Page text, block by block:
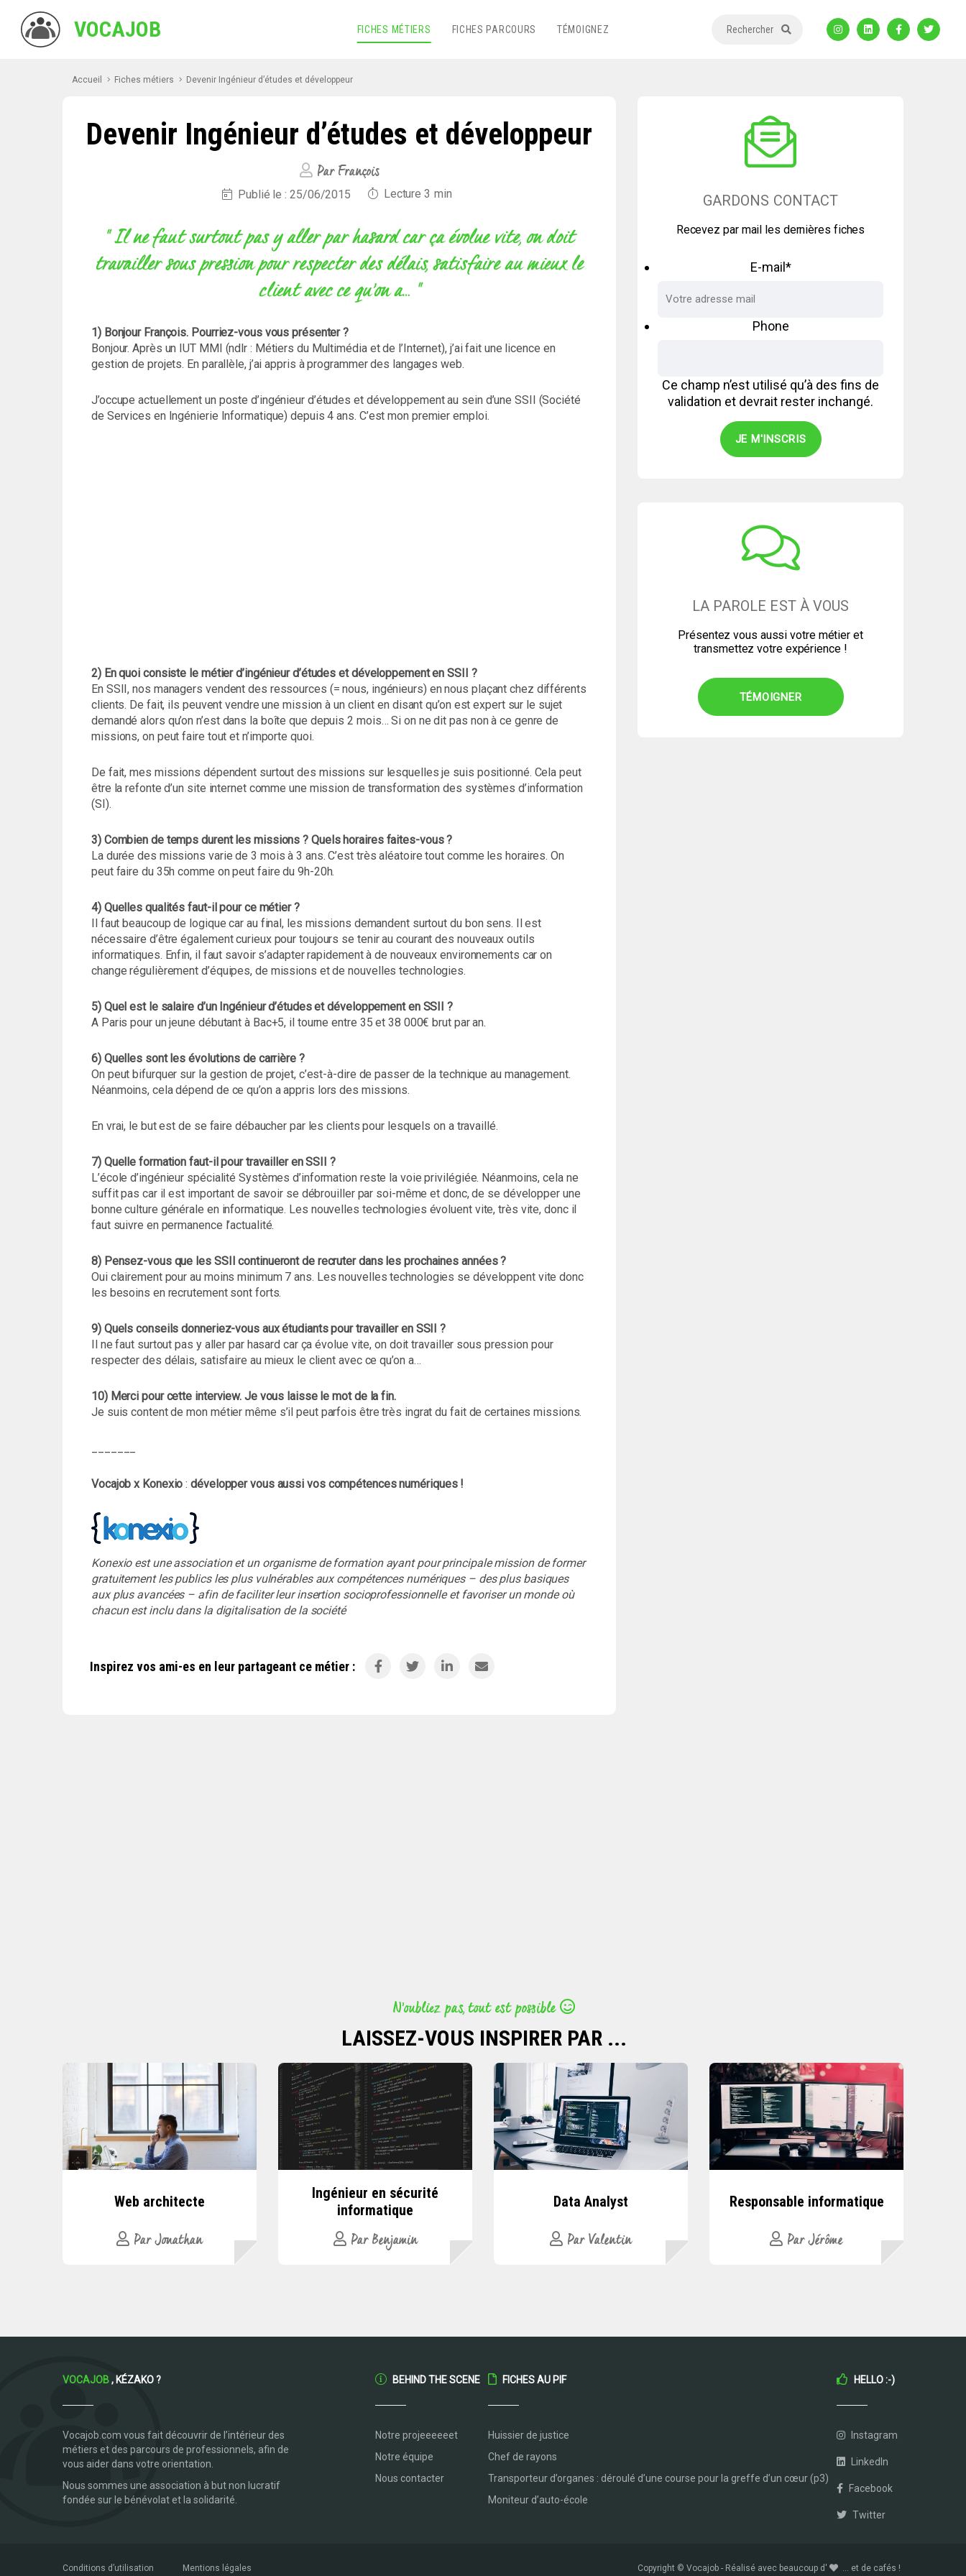
VOCAJOB FICHES MÉTIERS FICHES PARCOURS TÉMOIGNEZ Rechercher
Accueil Fiches métiers Devenir Ingénieur d’études et développeur
Devenir Ingénieur d’études et développeur
Par François
Publié le : 25/06/2015 Lecture3 min
" Il ne faut surtout pas y aller par hasard car ça évolue vite, on doit
travailler sous pression pour respecter des délais, satisfaire au mieux le
client avec ce qu’on a… "
1) Bonjour François. Pourriez-vous vous présenter ?
Bonjour. Après un IUT MMI (ndlr : Métiers du Multimédia et de l’Internet), j’ai fait une licence en
gestion de projets. En parallèle, j’ai appris à programmer des langages web.
J’occupe actuellement un poste d’ingénieur d’études et développement au sein d’une SSII (Société
de Services en Ingénierie Informatique) depuis 4 ans. C’est mon premier emploi.
2) En quoi consiste le métier d’ingénieur d’études et développement en SSII ?
En SSII, nos managers vendent des ressources (= nous, ingénieurs) en nous plaçant chez différents
clients. De fait, ils peuvent vendre une mission à un client en disant qu’on est expert sur le sujet
demandé alors qu’on n’est dans la boîte que depuis 2 mois… Si on ne dit pas non à ce genre de
missions, on peut faire tout et n’importe quoi.
De fait, mes missions dépendent surtout des missions sur lesquelles je suis positionné. Cela peut
être la refonte d’un site internet comme une mission de transformation des systèmes d’information
(SI).
3) Combien de temps durent les missions ? Quels horaires faites-vous ?
La durée des missions varie de 3 mois à 3 ans. C’est très aléatoire tout comme les horaires. On
peut faire du 35h comme on peut faire du 9h-20h.
4) Quelles qualités faut-il pour ce métier ?
Il faut beaucoup de logique car au final, les missions demandent surtout du bon sens. Il est
nécessaire d’être également curieux pour toujours se tenir au courant des nouveaux outils
informatiques. Enfin, il faut savoir s’adapter rapidement à de nouveaux environnements car on
change régulièrement d’équipes, de missions et de nouvelles technologies.
5) Quel est le salaire d’un Ingénieur d’études et développement en SSII ?
A Paris pour un jeune débutant à Bac+5, il tourne entre 35 et 38 000€ brut par an.
6) Quelles sont les évolutions de carrière ?
On peut bifurquer sur la gestion de projet, c’est-à-dire de passer de la technique au management.
Néanmoins, cela dépend de ce qu’on a appris lors des missions.
En vrai, le but est de se faire débaucher par les clients pour lesquels on a travaillé.
7) Quelle formation faut-il pour travailler en SSII ?
L’école d’ingénieur spécialité Systèmes d’information reste la voie privilégiée. Néanmoins, cela ne
suffit pas car il est important de savoir se débrouiller par soi-même et donc, de se développer une
bonne culture générale en informatique. Les nouvelles technologies évoluent vite, très vite, donc il
faut suivre en permanence l’actualité.
8) Pensez-vous que les SSII continueront de recruter dans les prochaines années ?
Oui clairement pour au moins minimum 7 ans. Les nouvelles technologies se développent vite donc
les besoins en recrutement sont forts.
9) Quels conseils donneriez-vous aux étudiants pour travailler en SSII ?
Il ne faut surtout pas y aller par hasard car ça évolue vite, on doit travailler sous pression pour
respecter des délais, satisfaire au mieux le client avec ce qu’on a…
10) Merci pour cette interview. Je vous laisse le mot de la fin.
Je suis content de mon métier même s’il peut parfois être très ingrat du fait de certaines missions.
Vocajob x Konexio :développer vous aussi vos compétences numériques !
Konexio est une association et un organisme de formation ayant pour principale mission de former
gratuitement les publics les plus vulnérables aux compétences numériques – des plus basiques
aux plus avancées – afin de faciliter leur insertion socioprofessionnelle et favoriser un monde où
chacun est inclu dans la digitalisation de la société
Inspirez vos ami-es en leur partageant ce métier :
GARDONS CONTACT
Recevez par mail les dernières fiches
E-mail *
Phone
Ce champ n’est utilisé qu’à des fins de
validation et devrait rester inchangé.
LA PAROLE EST À VOUS
Présentez vous aussi votre métier et
transmettez votre expérience !
TÉMOIGNER
N’oubliez pas, tout est possible
LAISSEZ-VOUS INSPIRER PAR ...
Web architecte
Par Jonathan
Ingénieur en sécurité
informatique
Par Benjamin
Data Analyst
Par Valentin
Responsable informatique
Par Jérôme
VOCAJOB, KÉZAKO ?
Vocajob.com vous fait découvrir de l’intérieur des
métiers et des parcours de professionnels, afin de
vous aider dans votre orientation.
Nous sommes une association à but non lucratif
fondée sur le bénévolat et la solidarité.
BEHIND THE SCENE
Notre projeeeeeet
Notre équipe
Nous contacter
FICHES AU PIF
Huissier de justice
Chef de rayons
Transporteur d’organes : déroulé d’une course pour la greffe d’un cœur (p3)
Moniteur d’auto-école
HELLO :-)
Instagram
LinkedIn
Facebook
Twitter
Conditions d’utilisation Mentions légales Copyright © Vocajob - Réalisé avec beaucoup d' ... et de cafés !